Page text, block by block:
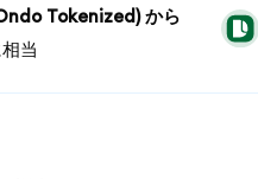
Tokenized) から
当